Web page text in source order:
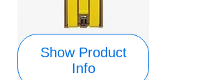
Show Product
Info